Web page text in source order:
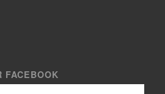
FACEBOOK